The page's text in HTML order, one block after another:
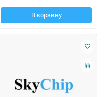
В корзину